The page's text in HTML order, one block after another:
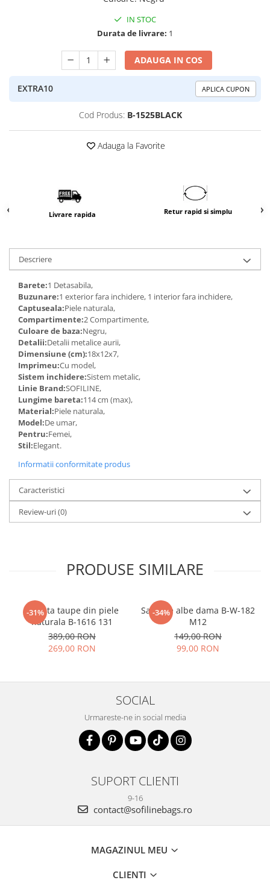
IN STOC
Durata de livrare: 1
ADAUGA IN COS
EXTRA10 APLICA CUPON
Cod Produs: B-1525BLACK
Adauga la Favorite
Livrare rapida Retur rapid si simplu
Descriere
Barete:1 Detasabila,
Buzunare:1 exterior fara inchidere, 1 interior fara inchidere,
Captuseala:Piele naturala,
Compartimente:2 Compartimente,
Culoare de baza:Negru,
Detalii:Detalii metalice aurii,
Dimensiune (cm):18x12x7,
Imprimeu:Cu model,
Sistem inchidere:Sistem metalic,
Linie Brand:SOFILINE,
Lungime bareta:114 cm (max),
Material:Piele naturala,
Model:De umar,
Pentru:Femei,
Stil:Elegant.
Informatii conformitate produs
Caracteristici
Review-uri(0)
PRODUSE SIMILARE
-31%
Geanta taupe din piele
naturala B-1616 131
389,00 RON
269,00 RON
-34%
Sandale albe dama B-W-182
M12
149,00 RON
99,00 RON
SOCIAL
Urmareste-ne in social media
SUPORT CLIENTI
9-16
contact@sofilinebags.ro
MAGAZINUL MEU
CLIENTI